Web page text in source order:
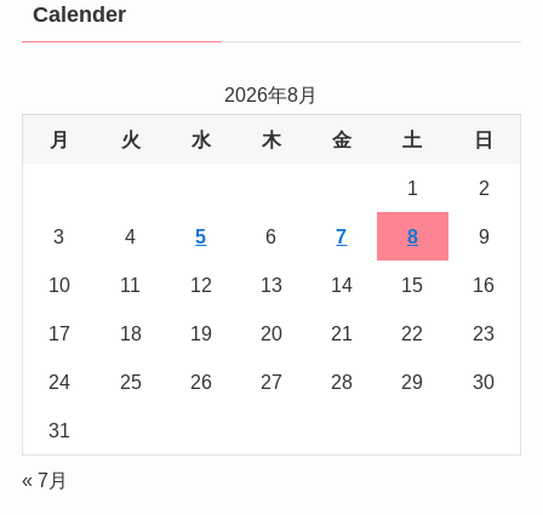
Calender
2026年8月
月 火 水 木 金 土 日
1 2
3 4 5 6 7 8 9
10 11 12 13 14 15 16
17 18 19 20 21 22 23
24 25 26 27 28 29 30
31
« 7月